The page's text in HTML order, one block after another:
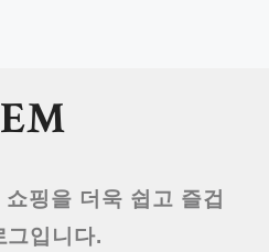
쇼핑을 더욱 쉽고 즐겁
그입니다.